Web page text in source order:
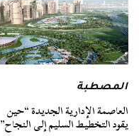
المصطبة
العاصمة الإدارية الجديدة “حين
يقود التخطيط السليم إلى النجاح”